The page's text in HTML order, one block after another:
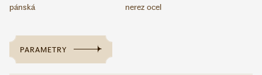
pánská nerez ocel
PARAMETRY